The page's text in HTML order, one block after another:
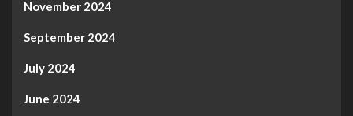
November 2024
September 2024
July 2024
June 2024